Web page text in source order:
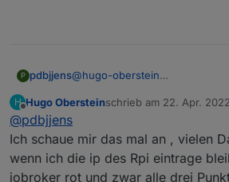
P pdbjjens@hugo-oberstein
photovoltaikforum ( Post #8
weiterhilft:
https://
sunny-home-manager-version-
Danach müssen! die IPsaller
H
Offline
Hugo Obersteinschrieb am 22. Apr.
zuletzt editiert von Hugo
@pdbjjens
Ich schaue mir das mal an , vielen
wenn ich die ip des Rpi eintrage
iobroker rot und zwar alle drei